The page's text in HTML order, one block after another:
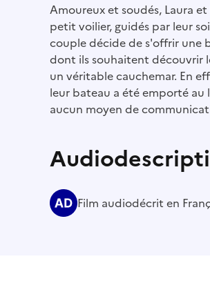
Amoureux et soudés, Laura
petit voilier, guidés par leur
couple décide de s'offrir une
dont ils souhaitent découvrir
un véritable cauchemar. En
leur bateau a été emporté au
aucun moyen de
Film audiodécrit en